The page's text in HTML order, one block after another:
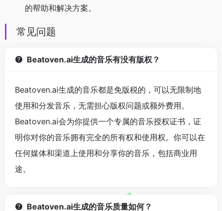
的帮助和解决方案。
常见问题
Beatoven.ai生成的音乐有没有版权？
Beatoven.ai生成的音乐都是免版税的，可以无限制地
使用和分发音乐，无需担心版权问题或额外费用。
Beatoven.ai会为你提供一个专属的音乐授权证书，证
明你对你的音乐拥有完全的所有权和使用权。你可以在
任何媒体和渠道上使用和分享你的音乐，包括商业用
途。
Beatoven.ai生成的音乐质量如何？